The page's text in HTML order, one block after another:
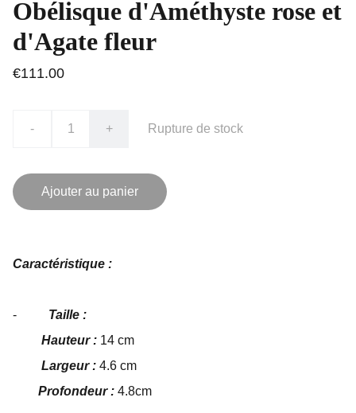
Obélisque d'Améthyste rose et
d'Agate fleur
€111.00
- + Rupture de stock
Ajouter au panier
Caractéristique :
- Taille :
Hauteur : 14 cm
Largeur : 4.6 cm
Profondeur : 4.8cm